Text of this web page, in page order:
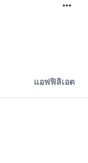
แอฟฟิลิเอต